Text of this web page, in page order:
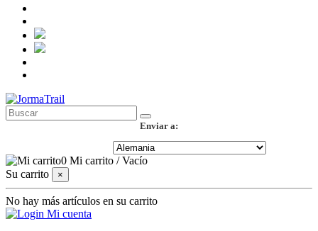
Enviar a:
0 Mi carrito /Vacío
Su carrito
×
No hay más artículos en su carrito
Mi cuenta